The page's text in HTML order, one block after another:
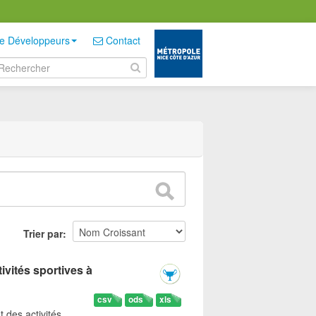
Développeurs Contact
Trier par
sportives à
xls
ods
csv